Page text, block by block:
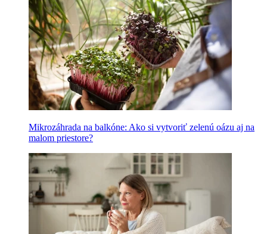
Mikrozáhrada na balkóne: Ako si vytvoriť zelenú oázu aj na
malom priestore?